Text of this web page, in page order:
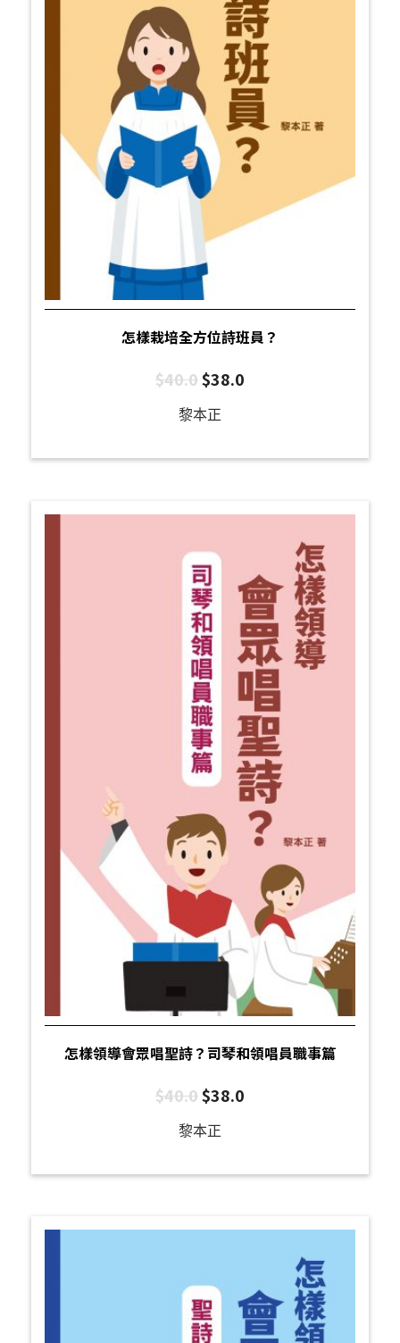
怎樣栽培全方位詩班員？
$40.0$38.0
黎本正
怎樣領導會眾唱聖詩？司琴和領唱員職事篇
$40.0$38.0
黎本正